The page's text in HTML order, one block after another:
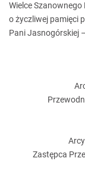
Wielce
o życzliwej pamięci
Pani Jasnogórskiej
Zastępca